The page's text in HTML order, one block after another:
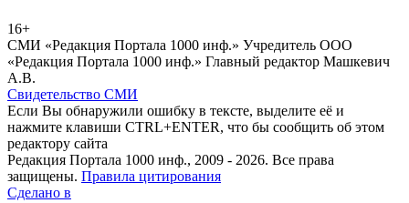
16+
СМИ «Редакция Портала 1000 инф.» Учредитель ООО
«Редакция Портала 1000 инф.» Главный редактор Машкевич
А.В.
Свидетельство СМИ
Если Вы обнаружили ошибку в тексте, выделите её и
нажмите клавиши CTRL+ENTER, что бы сообщить об этом
редактору сайта
Редакция Портала 1000 инф., 2009 - 2026. Все права
защищены. Правила цитирования
Сделано в